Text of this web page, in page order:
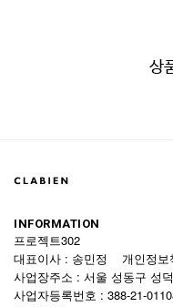
상
INFORMATION
프로젝트302
대표이사 : 송민정 개인정보
사업장주소 : 서울 성동구 성
사업자등록번호 : 388-21-